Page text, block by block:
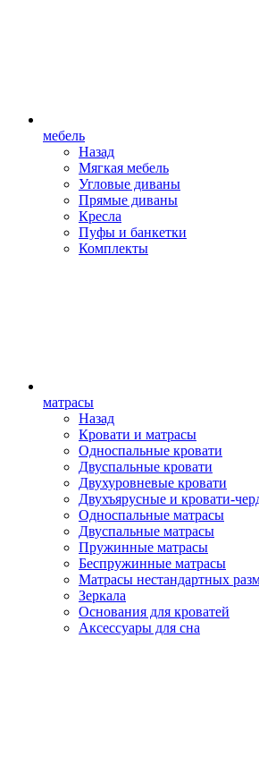
мебель
Назад
Мягкая мебель
Угловые диваны
Прямые диваны
Кресла
Пуфы и банкетки
Комплекты
матрасы
Назад
Кровати и матрасы
Односпальные кровати
Двуспальные кровати
Двухуровневые кровати
Двухъярусные и кровати-
Односпальные матрасы
Двуспальные матрасы
Пружинные матрасы
Беспружинные матрасы
Матрасы нестандартных
Зеркала
Основания для кроватей
Аксессуары для сна